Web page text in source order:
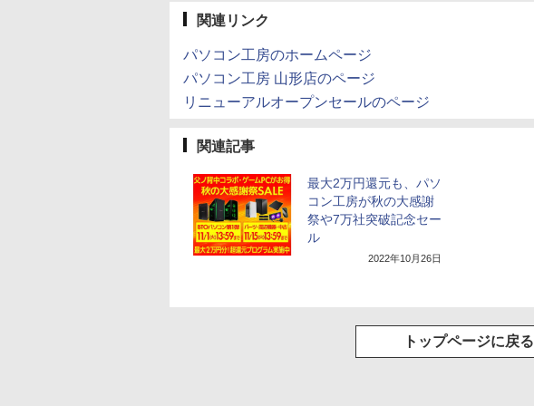
関連リンク
パソコン工房のホームページ
パソコン工房 山形店のページ
リニューアルオープンセールのページ
関連記事
最大2万円還元も、パソ
コン工房が秋の大感謝
祭や7万社突破記念セー
ル
2022年10月26日
トップページに戻る